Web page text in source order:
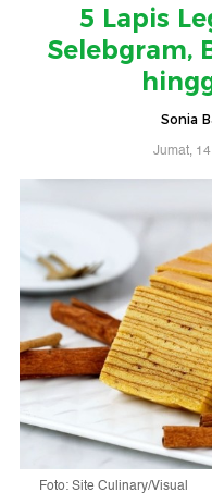
5 Lapis
Selebgram,
Sonia
Jumat,
Foto: Site Culinary/Visual